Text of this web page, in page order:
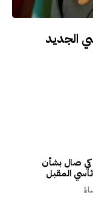
الجديد
صال بشأن
المقبل